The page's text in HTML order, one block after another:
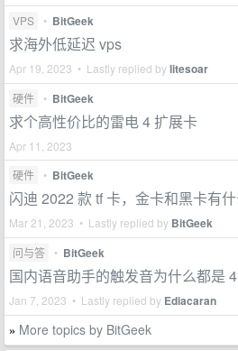
VPS • BitGeek
求海外低延迟 vps
Apr 19, 2023 • Lastly replied bylitesoar
硬件 • BitGeek
求个高性价比的雷电 4 扩展卡
Apr 11, 2023
硬件
• BitGeek
闪迪 2022 款 tf 卡，金卡和黑卡有
Mar 21, 2023 • Lastly replied by BitGeek
问与答 • BitGeek
国内语音助手的触发音为什么都是 4
Jan 7, 2023 • Lastly replied by Ediacaran
» More topics by BitGeek